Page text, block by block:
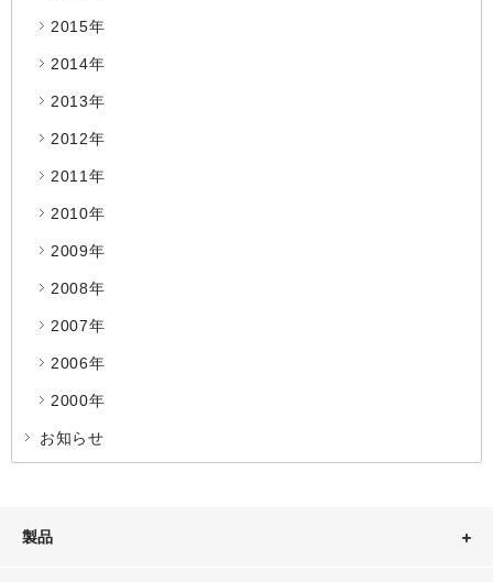
2015年
2014年
2013年
2012年
2011年
2010年
2009年
2008年
2007年
2006年
2000年
お知らせ
製品